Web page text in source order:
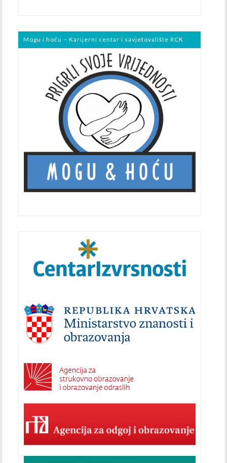
Mogu i hoću – Karijerni centar i savjetovalište RCK